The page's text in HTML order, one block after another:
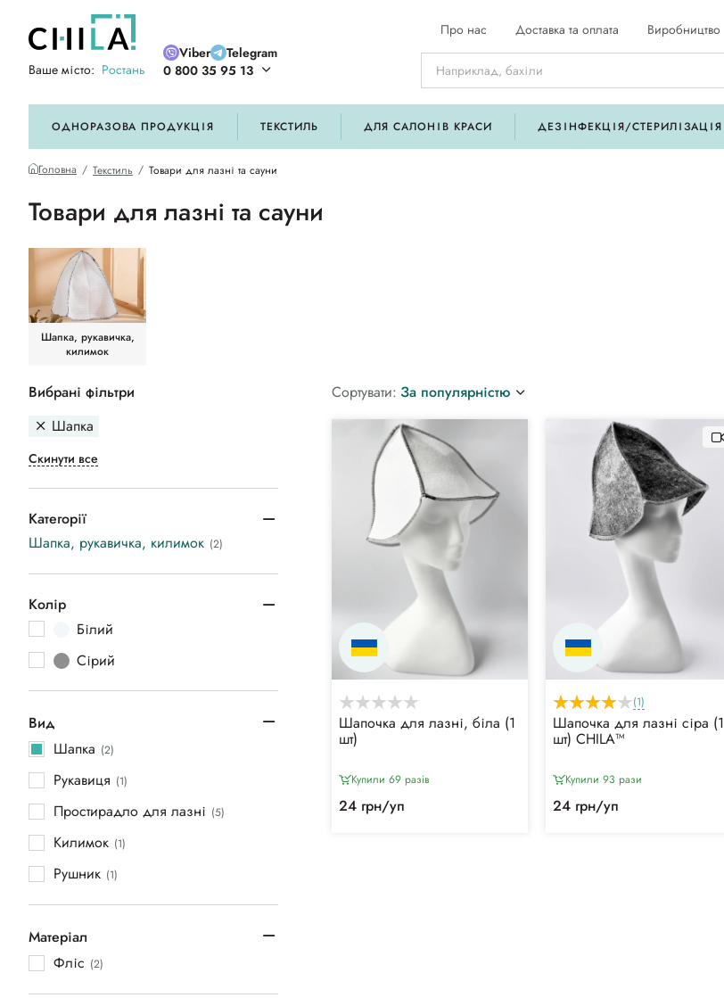
Ваше місто: Ростань
Viber
Telegram
0 800 35 95 13
Про нас Доставка та оплата Виробництво
ОДНОРАЗОВА ПРОДУКЦІЯ ТЕКСТИЛЬ ДЛЯ САЛОНІВ КРАСИ ДЕЗІНФЕКЦІЯ/СТЕРИЛІЗАЦІЯ
Головна Текстиль Товари для лазні та сауни
Товари для лазні та сауни
Шапка, рукавичка,
килимок
Вибрані фільтри
Шапка
Скинути все
Категорії
Шапка, рукавичка, килимок (2)
Колір
Білий
Сірий
Вид
Шапка (2)
Рукавиця (1)
Простирадло для лазні (5)
Килимок (1)
Рушник (1)
Матеріал
Фліс (2)
Сортувати: За популярністю
Шапочка для лазні, біла (1
шт)
Купили 69 разiв
24 грн/уп
(1)
Шапочка для лазні сіра (1
шт) CHILA™
Купили 93 рази
24 грн/уп